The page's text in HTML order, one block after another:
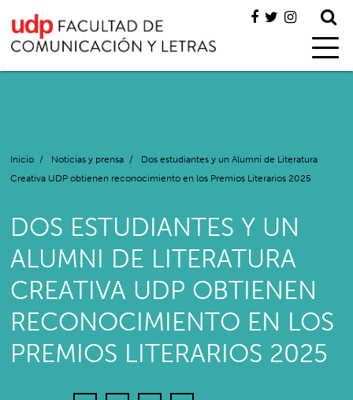
Inicio / Noticias y prensa /
Dos estudiantes y un Alumni de Literatura
Creativa UDP obtienen reconocimiento en los Premios Literarios 2025
DOS ESTUDIANTES Y UN
ALUMNI DE LITERATURA
CREATIVA UDP OBTIENEN
RECONOCIMIENTO EN LOS
PREMIOS LITERARIOS 2025